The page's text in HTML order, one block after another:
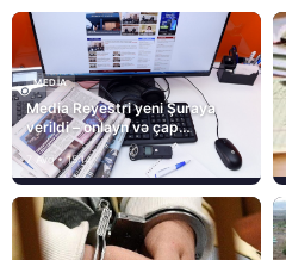
MEDİA
Media Reyestri yeni Şuraya
verildi – onlayn və çap
mediasını nə gözləyir?
7 Avq • 15:14